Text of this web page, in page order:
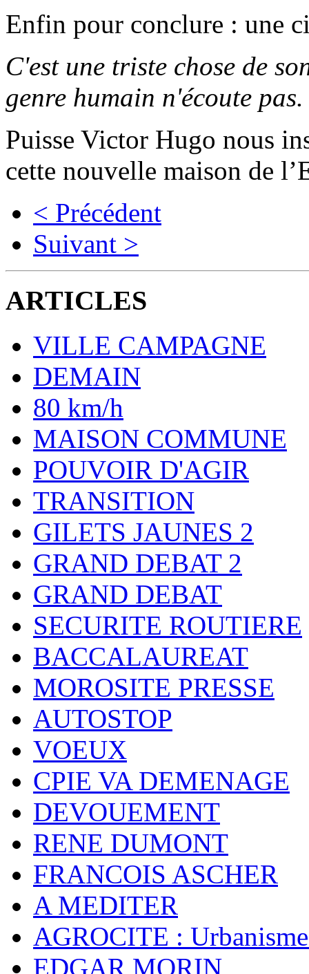
Enfin pour conclure : une
C'est une triste chose de
genre humain n'écoute pas.
Puisse Victor Hugo nous
cette nouvelle maison de
< Précédent
Suivant >
ARTICLES
VILLE CAMPAGNE
DEMAIN
80 km/h
MAISON COMMUNE
POUVOIR D'AGIR
TRANSITION
GILETS JAUNES 2
GRAND DEBAT 2
GRAND DEBAT
SECURITE ROUTIERE
BACCALAUREAT
MOROSITE PRESSE
AUTOSTOP
VOEUX
CPIE VA DEMENAGE
DEVOUEMENT
RENE DUMONT
FRANCOIS ASCHER
A MEDITER
AGROCITE :
EDGAR MORIN